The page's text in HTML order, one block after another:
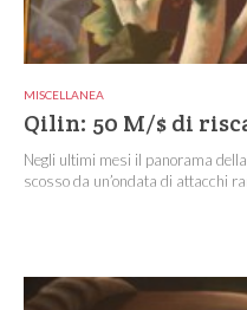
MISCELLANEA
Qilin: 50 M/$ di
Negli ultimi mesi il panorama
scosso da un’ondata di attacchi